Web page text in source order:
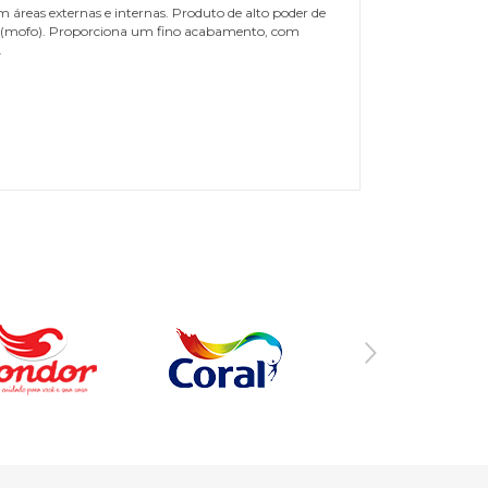
áreas externas e internas. Produto de alto poder de
Proporciona um fino acabamento, com